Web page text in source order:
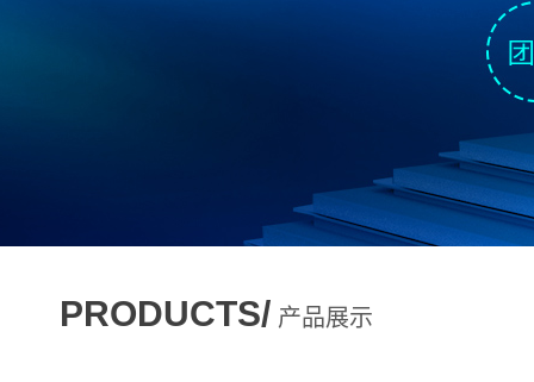
PRODUCTS/ 产品展示